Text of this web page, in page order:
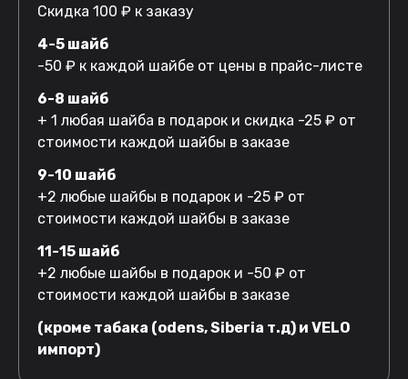
Скидка 100 ₽ к заказу
4-5 шайб
-50 ₽ к каждой шайбе от цены в прайс-листе
6-8 шайб
+ 1 любая шайба в подарок и скидка -25 ₽ от
стоимости каждой шайбы в заказе
9-10 шайб
+2 любые шайбы в подарок и -25 ₽ от
стоимости каждой шайбы в заказе
11-15 шайб
+2 любые шайбы в подарок и -50 ₽ от
стоимости каждой шайбы в заказе
(кроме табака (odens, Siberia т.д) и VELO
импорт)